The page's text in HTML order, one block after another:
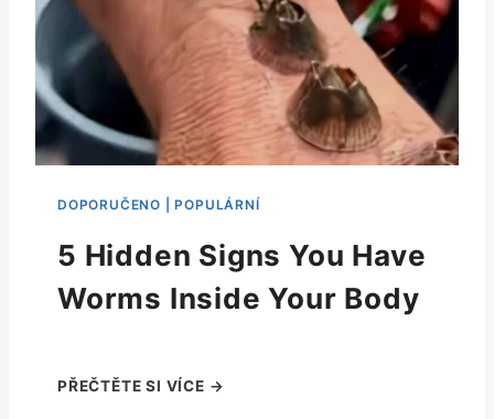
5 Hidden Signs You Have
Worms Inside Your Body